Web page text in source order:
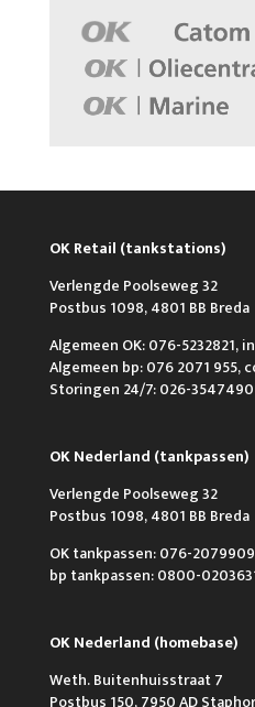
OK Retail (tankstations)
Verlengde Poolseweg 32
Postbus 1098, 4801 BB Breda
Algemeen OK: 076-5232821,
Algemeen bp: 076 2071 955,
Storingen 24/7: 026-3547490
OK Nederland (tankpassen)
Verlengde Poolseweg 32
Postbus 1098, 4801 BB Breda
OK tankpassen: 076-
bp tankpassen: 0800-
OK Nederland (homebase)
Weth. Buitenhuisstraat 7